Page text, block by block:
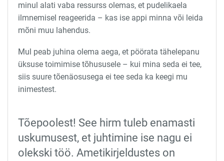
minul alati vaba ressurss olemas, et pudelikaela
ilmnemisel reageerida – kas ise appi minna või leida
mõni muu lahendus.
Mul peab juhina olema aega, et pöörata tähelepanu
üksuse toimimise tõhususele – kui mina seda ei tee,
siis suure tõenäosusega ei tee seda ka keegi mu
inimestest.
Tõepoolest! See hirm tuleb enamasti
uskumusest, et juhtimine ise nagu ei
olekski töö. Ametikirjeldustes on